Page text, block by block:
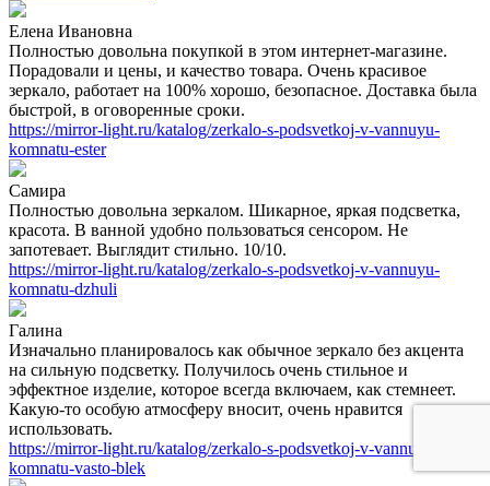
Елена Ивановна
Полностью довольна покупкой в этом интернет-магазине.
Порадовали и цены, и качество товара. Очень красивое
зеркало, работает на 100% хорошо, безопасное. Доставка была
быстрой, в оговоренные сроки.
https://mirror-light.ru/katalog/zerkalo-s-podsvetkoj-v-vannuyu-
komnatu-ester
Самира
Полностью довольна зеркалом. Шикарное, яркая подсветка,
красота. В ванной удобно пользоваться сенсором. Не
запотевает. Выглядит стильно. 10/10.
https://mirror-light.ru/katalog/zerkalo-s-podsvetkoj-v-vannuyu-
komnatu-dzhuli
Галина
Изначально планировалось как обычное зеркало без акцента
на сильную подсветку. Получилось очень стильное и
эффектное изделие, которое всегда включаем, как стемнеет.
Какую-то особую атмосферу вносит, очень нравится
использовать.
https://mirror-light.ru/katalog/zerkalo-s-podsvetkoj-v-vannuyu-
komnatu-vasto-blek